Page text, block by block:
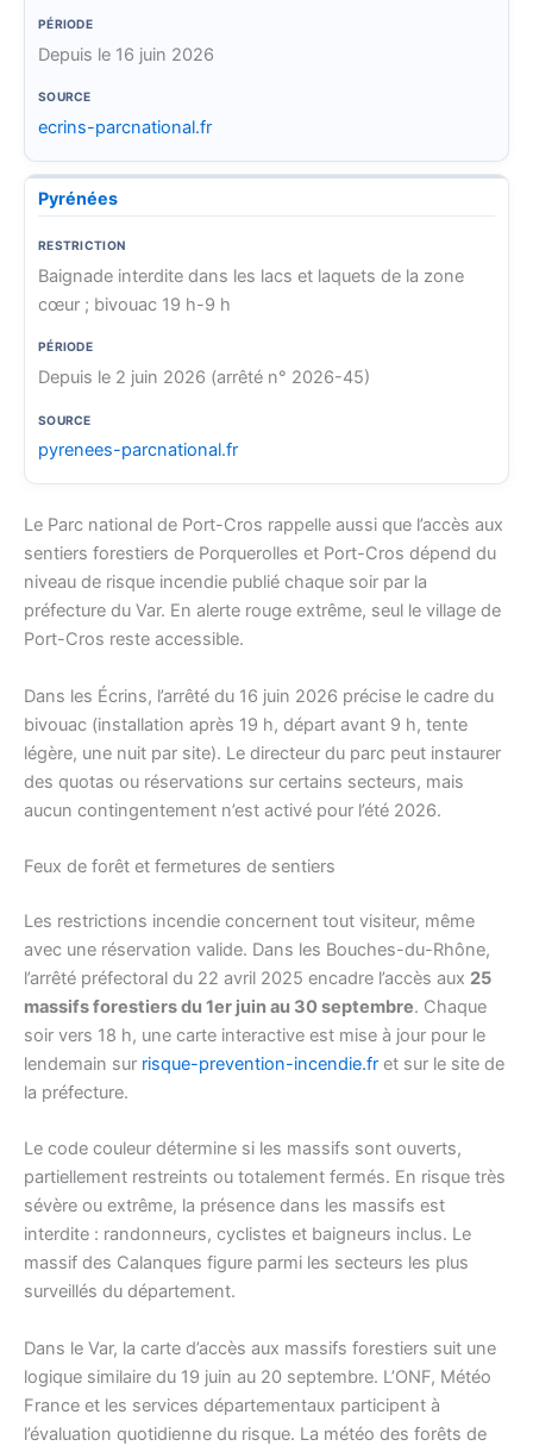
Depuis le 16 juin 2026
ecrins-parcnational.fr
Pyrénées
Baignade interdite dans les lacs et laquets de la zone
cœur ; bivouac 19 h-9 h
Depuis le 2 juin 2026 (arrêté n° 2026-45)
pyrenees-parcnational.fr
Le Parc national de Port-Cros rappelle aussi que l’accès aux
sentiers forestiers de Porquerolles et Port-Cros dépend du
niveau de risque incendie publié chaque soir par la
préfecture du Var. En alerte rouge extrême, seul le village de
Port-Cros reste accessible.
Dans les Écrins, l’arrêté du 16 juin 2026 précise le cadre du
bivouac (installation après 19 h, départ avant 9 h, tente
légère, une nuit par site). Le directeur du parc peut instaurer
des quotas ou réservations sur certains secteurs, mais
aucun contingentement n’est activé pour l’été 2026.
Feux de forêt et fermetures de sentiers
Les restrictions incendie concernent tout visiteur, même
avec une réservation valide. Dans les Bouches-du-Rhône,
l’arrêté préfectoral du 22 avril 2025 encadre l’accès aux 25
massifs forestiers du 1er juin au 30 septembre. Chaque
soir vers 18 h, une carte interactive est mise à jour pour le
lendemain sur risque-prevention-incendie.fr et sur le site de
la préfecture.
Le code couleur détermine si les massifs sont ouverts,
partiellement restreints ou totalement fermés. En risque très
sévère ou extrême, la présence dans les massifs est
interdite : randonneurs, cyclistes et baigneurs inclus. Le
massif des Calanques figure parmi les secteurs les plus
surveillés du département.
Dans le Var, la carte d’accès aux massifs forestiers suit une
logique similaire du 19 juin au 20 septembre. L’ONF, Météo
France et les services départementaux participent à
l’évaluation quotidienne du risque. La météo des forêts de